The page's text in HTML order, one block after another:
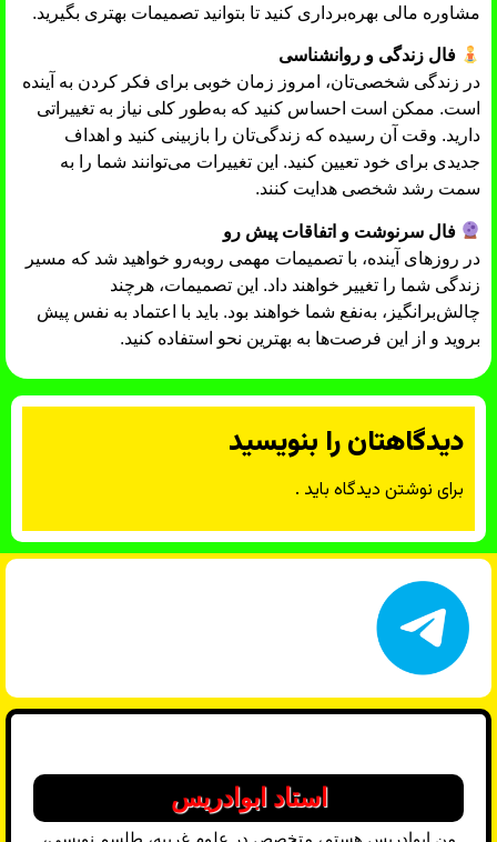
مشاوره مالی بهره‌برداری کنید تا بتوانید تصمیمات بهتری بگیرید.
فال زندگی و روانشناسی
در زندگی شخصی‌تان، امروز زمان خوبی برای فکر کردن به آینده
است. ممکن است احساس کنید که به‌طور کلی نیاز به تغییراتی
دارید. وقت آن رسیده که زندگی‌تان را بازبینی کنید و اهداف
جدیدی برای خود تعیین کنید. این تغییرات می‌توانند شما را به
سمت رشد شخصی هدایت کنند.
فال سرنوشت و اتفاقات پیش رو
در روزهای آینده، با تصمیمات مهمی روبه‌رو خواهید شد که مسیر
زندگی شما را تغییر خواهند داد. این تصمیمات، هرچند
چالش‌برانگیز، به‌نفع شما خواهند بود. باید با اعتماد به نفس پیش
بروید و از این فرصت‌ها به بهترین نحو استفاده کنید.
دیدگاهتان را بنویسید
برای نوشتن دیدگاه باید .
استاد ابوادریس
من ابوادریس هستم، متخصص در علوم غریبه، طلسم نویسی،